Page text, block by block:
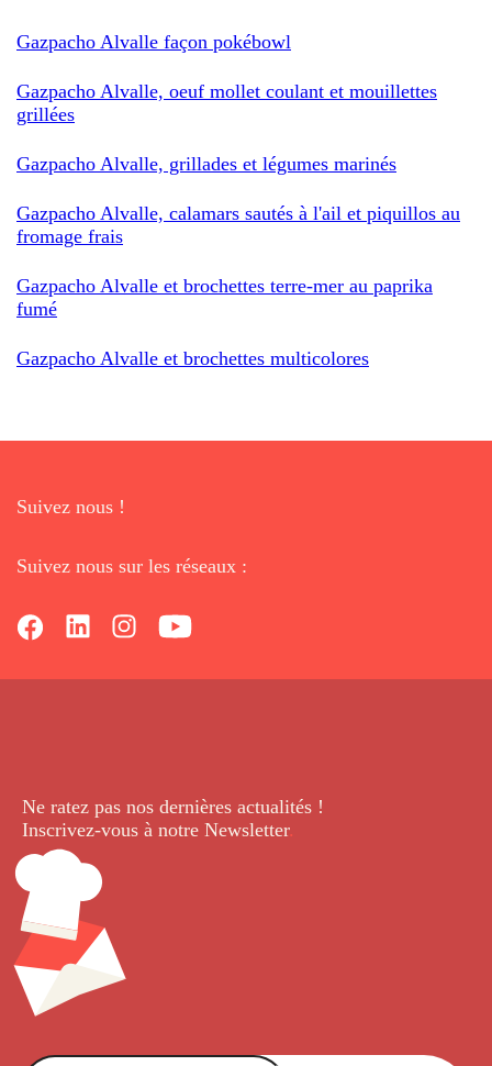
Gazpacho Alvalle façon pokébowl
Gazpacho Alvalle, oeuf mollet coulant et mouillettes
grillées
Gazpacho Alvalle, grillades et légumes marinés
Gazpacho Alvalle, calamars sautés à l'ail et piquillos au
fromage frais
Gazpacho Alvalle et brochettes terre-mer au paprika
fumé
Gazpacho Alvalle et brochettes multicolores
Suivez nous !
Suivez nous sur les réseaux :
Ne ratez pas nos dernières actualités !
Inscrivez-vous à notre Newsletter.